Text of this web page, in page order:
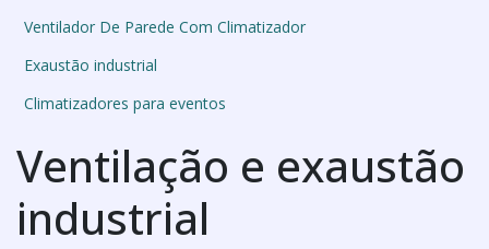
Ventilador De Parede Com Climatizador
Exaustão industrial
Climatizadores para eventos
Ventilação e exaustão
industrial